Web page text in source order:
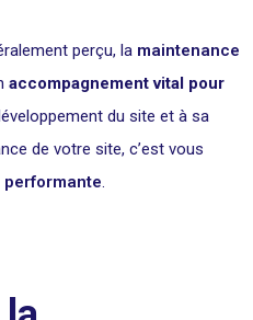
perçu, la maintenance
accompagnement vital pour
du site et à sa
de votre site, c’est vous
.